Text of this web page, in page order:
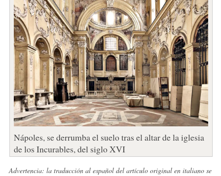
Nápoles, se derrumba el suelo tras el altar de la iglesia
de los Incurables, del siglo XVI
Advertencia: la traducción al español del artículo original en italiano se